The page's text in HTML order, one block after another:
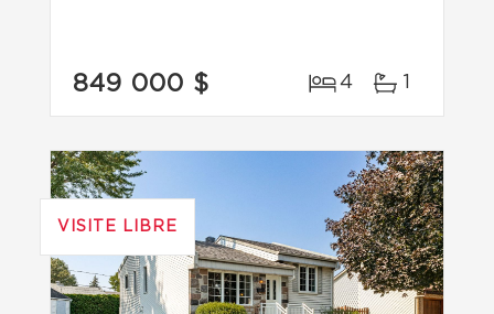
849 000 $ 4 1
VISITE LIBRE